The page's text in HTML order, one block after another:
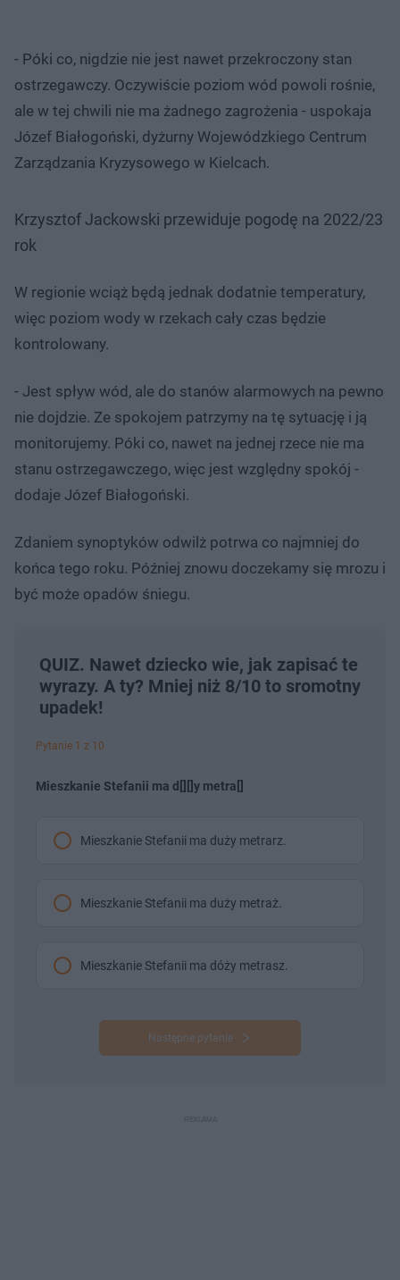
- Póki co, nigdzie nie jest nawet przekroczony stan
ostrzegawczy. Oczywiście poziom wód powoli rośnie,
ale w tej chwili nie ma żadnego zagrożenia - uspokaja
Józef Białogoński, dyżurny Wojewódzkiego Centrum
Zarządzania Kryzysowego w Kielcach.
Krzysztof Jackowski przewiduje pogodę na 2022/23
rok
W regionie wciąż będą jednak dodatnie temperatury,
więc poziom wody w rzekach cały czas będzie
kontrolowany.
- Jest spływ wód, ale do stanów alarmowych na pewno
nie dojdzie. Ze spokojem patrzymy na tę sytuację i ją
monitorujemy. Póki co, nawet na jednej rzece nie ma
stanu ostrzegawczego, więc jest względny spokój -
dodaje Józef Białogoński.
Zdaniem synoptyków odwilż potrwa co najmniej do
końca tego roku. Później znowu doczekamy się mrozu i
być może opadów śniegu.
QUIZ. Nawet dziecko wie, jak zapisać te
wyrazy. A ty? Mniej niż 8/10 to sromotny
upadek!
Pytanie 1 z 10
Mieszkanie Stefanii ma d[][]y metra[]
Mieszkanie Stefanii ma duży metrarz.
Mieszkanie Stefanii ma duży metraż.
Mieszkanie Stefanii ma dóży metrasz.
Następne pytanie